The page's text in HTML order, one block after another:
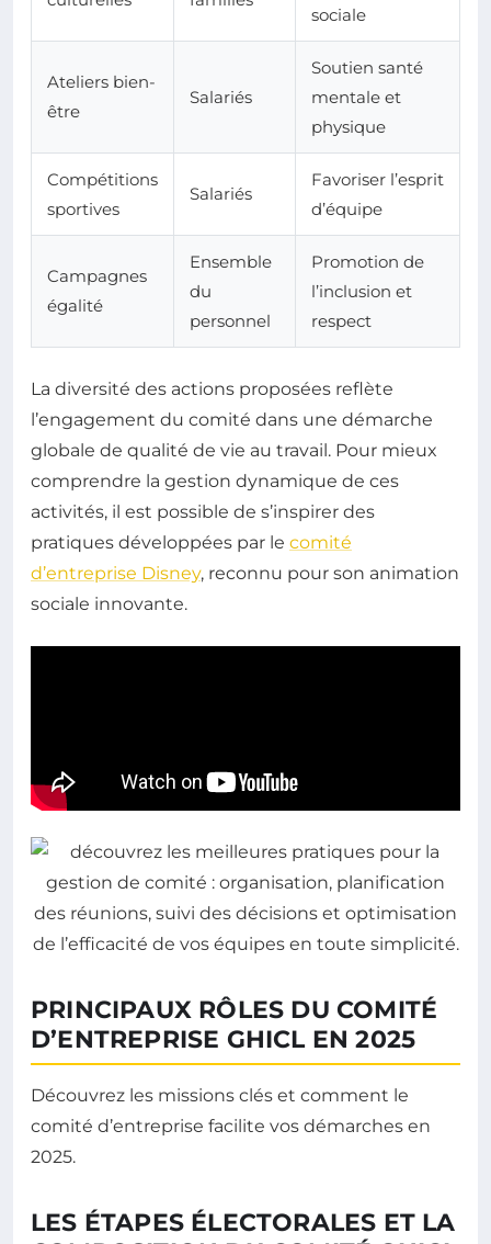
sociale
Ateliers bien-
être
Salariés
Soutien santé
mentale et
physique
Compétitions
sportives
Salariés
Favoriser l’esprit
d’équipe
Campagnes
égalité
Ensemble
du
personnel
Promotion de
l’inclusion et
respect
La diversité des actions proposées reflète
l’engagement du comité dans une démarche
globale de qualité de vie au travail. Pour mieux
comprendre la gestion dynamique de ces
activités, il est possible de s’inspirer des
pratiques développées par le comité
d’entreprise Disney, reconnu pour son animation
sociale innovante.
PRINCIPAUX RÔLES DU COMITÉ
D’ENTREPRISE GHICL EN 2025
Découvrez les missions clés et comment le
comité d’entreprise facilite vos démarches en
2025.
LES ÉTAPES ÉLECTORALES ET LA